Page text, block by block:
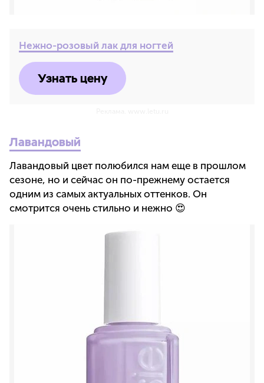
Нежно-розовый лак для ногтей
Узнать цену
Лавандовый
Лавандовый цвет полюбился нам еще в прошлом
сезоне, но и сейчас он по-прежнему остается
одним из самых актуальных оттенков. Он
смотрится очень стильно и нежно 😍